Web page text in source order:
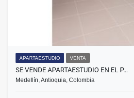
APARTAESTUDIO VENTA
SE VENDE APARTAESTUDIO EN EL P…
Medellín, Antioquia, Colombia